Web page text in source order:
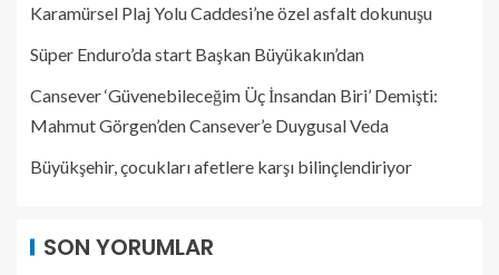
Karamürsel Plaj Yolu Caddesi’ne özel asfalt dokunuşu
Süper Enduro’da start Başkan Büyükakın’dan
Cansever ‘Güvenebileceğim Üç İnsandan Biri’ Demişti:
Mahmut Görgen’den Cansever’e Duygusal Veda
Büyükşehir, çocukları afetlere karşı bilinçlendiriyor
SON YORUMLAR